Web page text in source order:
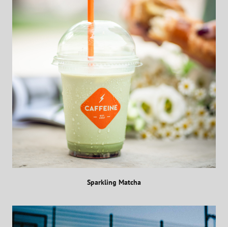
Sparkling Matcha